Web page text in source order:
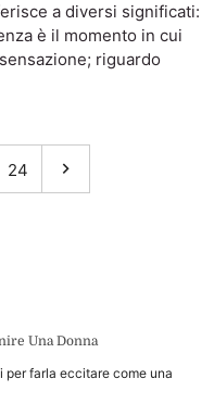
a diversi significati:
è il momento in cui
riguardo
24
Una Donna
farla eccitare come una